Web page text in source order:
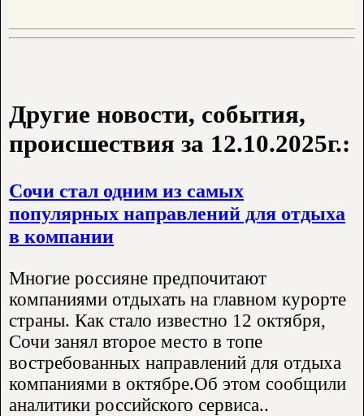
Другие новости, события,
происшествия за 12.10.2025г.:
Сочи стал одним из самых
популярных направлений для отдыха
в компании
Многие россияне предпочитают
компаниями отдыхать на главном курорте
страны. Как стало известно 12 октября,
Сочи занял второе место в топе
востребованных направлений для отдыха
компаниями в октябре.Об этом сообщили
аналитики российского сервиса..